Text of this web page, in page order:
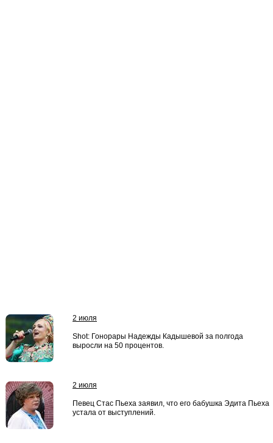
2 июля
Shot: Гонорары Надежды Кадышевой за полгода
выросли на 50 процентов.
2 июля
Певец Стас Пьеха заявил, что его бабушка Эдита Пьеха
устала от выступлений.